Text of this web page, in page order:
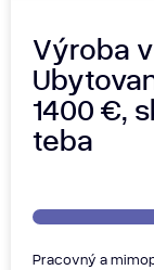
Výroba
1400 €,
teba
Pracovný a